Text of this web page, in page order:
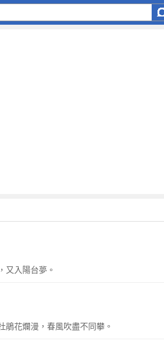
又入陽台夢。
花爛漫，春風吹盡不同攀。